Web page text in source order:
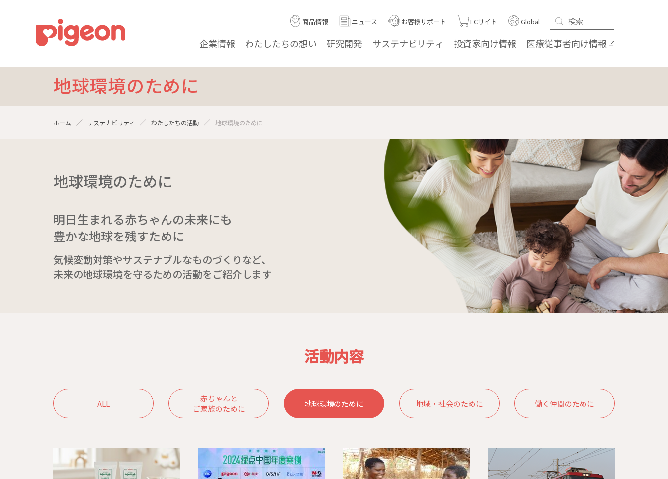
企業情報 わたしたちの想い 研究開発 サステナビリティ 投資家向け情報 医療従事者向け情報
商品情報 ニュース お客様サポート ECサイト Global
地球環境のために
地球環境のために
明日生まれる赤ちゃんの未来にも
豊かな地球を残すために
気候変動対策やサステナブルなものづくりなど、
未来の地球環境を守るための活動をご紹介します
活動内容
ALL
赤ちゃんと
ご家族のために
地球環境のために 地域・社会のために 働く仲間のために
ホーム サステナビリティ わたしたちの活動 地球環境のために